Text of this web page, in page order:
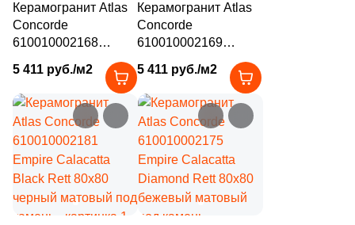
Белый (82)
Голубой (82)
Графит (82)
Желтый (82)
Зеленый (82)
Золотой ( 82)
Капучино (
Каштановый (82)
Керамогранит Atlas
Concorde
610010002168
Diamond Rett 80x160
бежевый матовый
под камень
5 411 руб./м2
Керамогранит Atlas
Concorde
610010002169
Empire Arabescato
Rett 80x160
бежевый матовый
под камень
5 411 руб./м2